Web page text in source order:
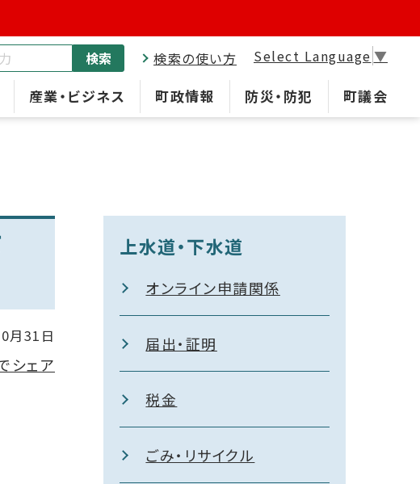
産業・ビジネス 町政情報 防災・防犯 町議会
検索 検索の使い方 Select Language ▼
月31日
上水道・下水道
オンライン申請関係
届出・証明
税金
ごみ・リサイクル